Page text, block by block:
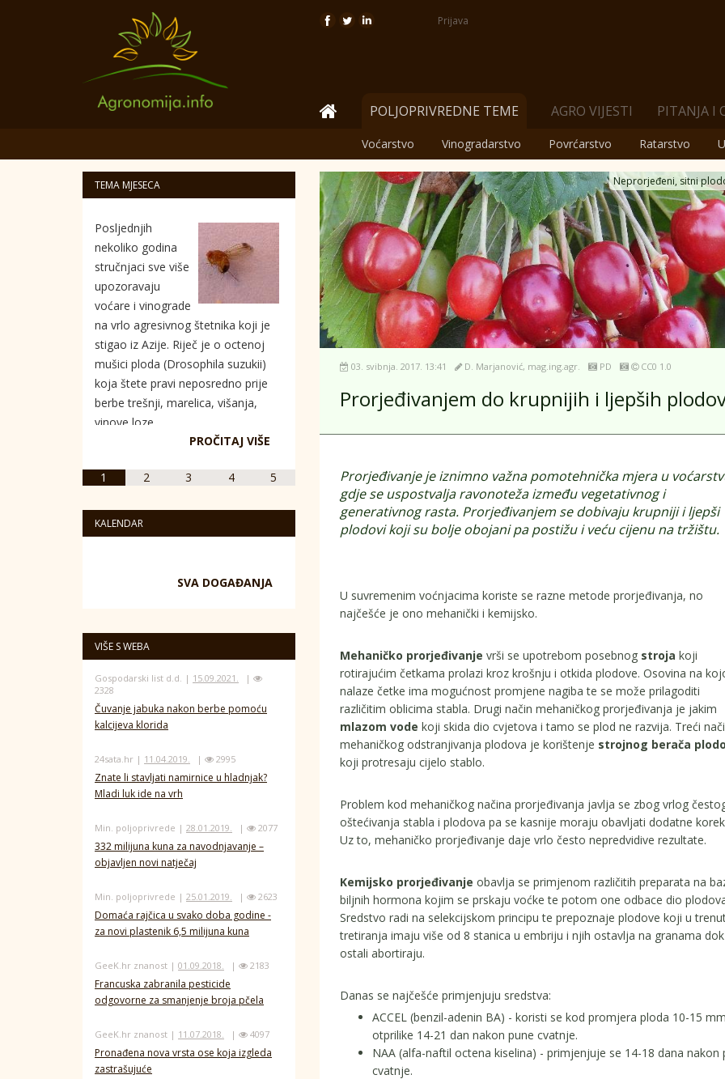
Prijava
POLJOPRIVREDNE TEME
Voćarstvo Vinogradarstvo Povrćarstvo Ratarstvo
AGRO VIJESTI PITANJA I
Neprorjeđeni, sitni
03. svibnja. 2017. 13:41 D. Marjanović, mag.ing.agr. PD CC0 1.0
Prorjeđivanjem do krupnijih i ljepših
Prorjeđivanje je iznimno važna pomotehnička mjera u
gdje se uspostvalja ravonoteža između vegetativnog i
generativnog rasta. Prorjeđivanjem se dobivaju krupniji i ljepši
plodovi koji su bolje obojani pa postižu i veću cijenu na tržištu.
U suvremenim voćnjacima koriste se razne metode prorjeđivanja, no
najčešće je ono mehanički i kemijsko.
Mehaničko prorjeđivanje vrši se upotrebom posebnog stroja koji
rotirajućim četkama prolazi kroz krošnju i otkida plodove. Osovina na
nalaze četke ima mogućnost promjene nagiba te se može prilagoditi
različitim oblicima stabla. Drugi način mehaničkog prorjeđivanja je jakim
mlazom vode koji skida dio cvjetova i tamo se plod ne razvija. Treći
mehaničkog odstranjivanja plodova je korištenje strojnog berača
koji protresaju cijelo stablo.
Problem kod mehaničkog načina prorjeđivanja javlja se zbog vrlog
oštećivanja stabla i plodova pa se kasnije moraju obavljati dodatne
Uz to, mehaničko prorjeđivanje daje vrlo često nepredvidive rezultate.
Kemijsko prorjeđivanje obavlja se primjenom različitih preparata na
biljnih hormona kojim se prskaju voćke te potom one odbace dio
Sredstvo radi na selekcijskom principu te prepoznaje plodove koji u
tretiranja imaju više od 8 stanica u embriju i njih ostavlja na granama dok
ostali abortiraju.
Danas se najčešće primjenjuju sredstva:
ACCEL (benzil-adenin BA) - koristi se kod promjera ploda 10-15
otprilike 14-21 dan nakon pune cvatnje.
NAA (alfa-naftil octena kiselina) - primjenjuje se 14-18 dana nakon
cvatnje.
TEMA MJESECA
Posljednjih
nekoliko godina
stručnjaci sve više
upozoravaju
voćare i vinograde
na vrlo agresivnog štetnika koji je
stigao iz Azije. Riječ je o octenoj
mušici ploda (Drosophila suzukii)
koja štete pravi neposredno prije
berbe trešnji, marelica, višanja,
vinove loze...
PROČITAJ VIŠE
1 2 3 4 5
KALENDAR
SVA DOGAĐANJA
VIŠE S WEBA
Gospodarski list d.d. | 15.09.2021.
|
2328
Čuvanje jabuka nakon berbe pomoću
kalcijeva klorida
24sata.hr | 11.04.2019. | 2995
Znate li stavljati namirnice u hladnjak?
Mladi luk ide na vrh
Min. poljoprivrede | 28.01.2019. | 2077
332 milijuna kuna za navodnjavanje –
objavljen novi natječaj
Min. poljoprivrede | 25.01.2019. | 2623
Domaća rajčica u svako doba godine -
za novi plastenik 6,5 milijuna kuna
GeeK.hr znanost | 01.09.2018. | 2183
Francuska zabranila pesticide
odgovorne za smanjenje broja pčela
GeeK.hr znanost | 11.07.2018. | 4097
Pronađena nova vrsta ose koja izgleda
zastrašujuće